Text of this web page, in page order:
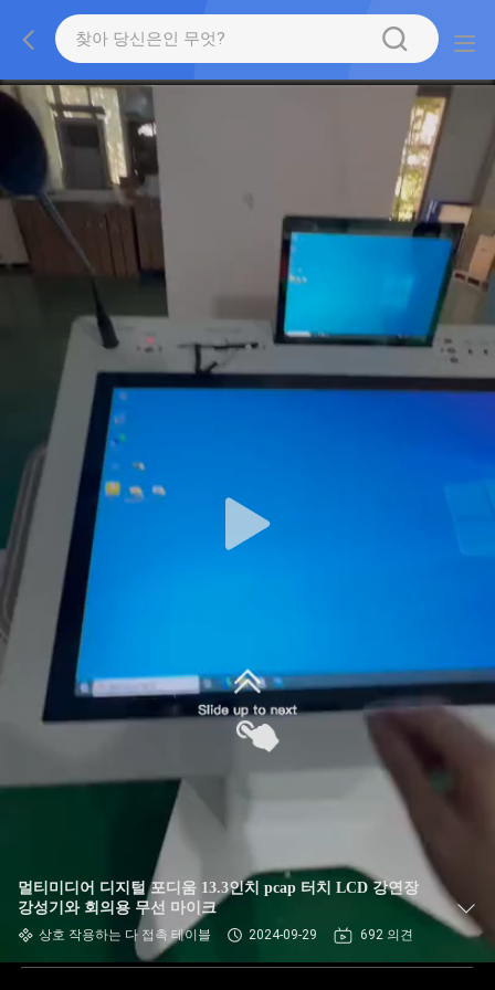
멀티미디어 디지털 포디움 13.3인치 pcap 터치 LCD 강연장
강성기와 회의용 무선 마이크
상호 작용하는 다 접촉 테이블 2024-09-29 692 의견